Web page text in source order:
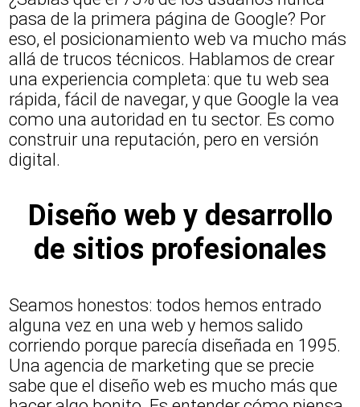
pasa de la primera página de Google? Por
eso, el posicionamiento web va mucho más
allá de trucos técnicos. Hablamos de crear
una experiencia completa: que tu web sea
rápida, fácil de navegar, y que Google la vea
como una autoridad en tu sector. Es como
construir una reputación, pero en versión
digital.
Diseño web y desarrollo
de sitios profesionales
Seamos honestos: todos hemos entrado
alguna vez en una web y hemos salido
corriendo porque parecía diseñada en 1995.
Una agencia de marketing que se precie
sabe que el diseño web es mucho más que